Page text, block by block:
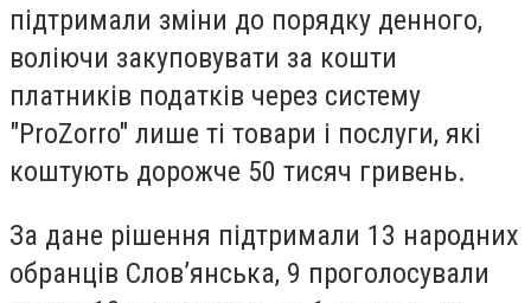
підтримали зміни до порядку денного,
воліючи закуповувати за кошти
платників податків через систему
"ProZorro" лише ті товари і послуги, які
коштують дорожче 50 тисяч гривень.
За дане рішення підтримали 13 народних
обранців Слов’янська, 9 проголосували